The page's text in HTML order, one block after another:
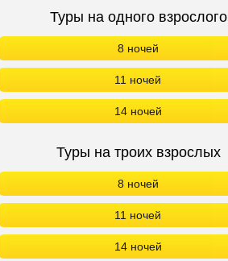
Туры на одного взрослого
8 ночей
11 ночей
14 ночей
Туры на троих взрослых
8 ночей
11 ночей
14 ночей